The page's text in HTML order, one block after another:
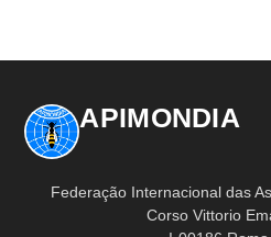
APIMONDIA
Federação Internacional das
Corso Vittorio